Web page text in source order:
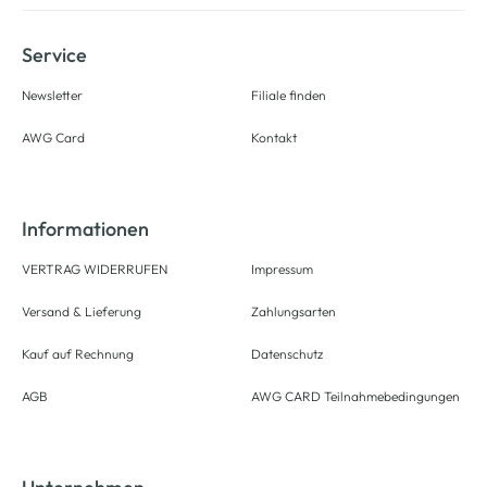
Service
Newsletter
AWG Card
Filiale finden
Kontakt
Informationen
VERTRAG WIDERRUFEN
Versand & Lieferung
Kauf auf Rechnung
AGB
Impressum
Zahlungsarten
Datenschutz
AWG CARD Teilnahmebedingungen